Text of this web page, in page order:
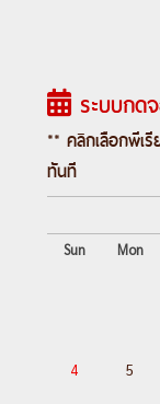
วิหารเทพโ
วอะโครโป
Day 6 :
โครนอส-ช
Day 7 :มิโค
Day 9 :
เอ
ระบบกด
** คลิกเลือกพีเ
ทันที
Sun Mon
4 5